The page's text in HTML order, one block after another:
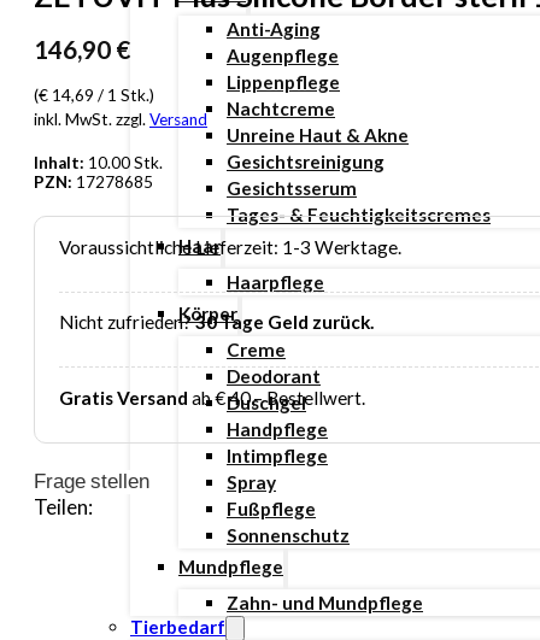
Anti-Aging
Augenpflege
Lippenpflege
Nachtcreme
Unreine Haut & Akne
Gesichtsreinigung
Gesichtsserum
Tages- & Feuchtigkeitscremes
Haar
Haarpflege
Körper
Creme
Deodorant
Duschgel
Handpflege
Intimpflege
Spray
Fußpflege
Sonnenschutz
Mundpflege
Zahn- und Mundpflege
Tierbedarf
146,90 €
(€ 14,69 / 1 Stk.)
inkl. MwSt. zzgl.Versand
Inhalt: 10.00 Stk.
PZN: 17278685
Voraussichtliche Lieferzeit: 1-3 Werktage.
Nicht zufrieden?30 Tage Geld zurück.
Gratis Versand ab € 40,– Bestellwert.
Frage stellen
Teilen: